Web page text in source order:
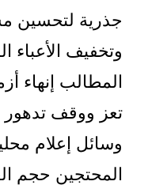
جذرية لتحسين
وتخفيف
المطالب إنهاء
تعز ووقف تدهور
وسائل إعلام
المحتجين حجم